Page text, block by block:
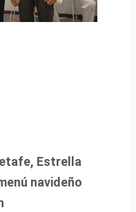
Estrella
navideño